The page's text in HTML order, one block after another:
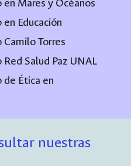
Mares y Océanos
Educación
Torres
Salud Paz UNAL
de Ética en
nuestras